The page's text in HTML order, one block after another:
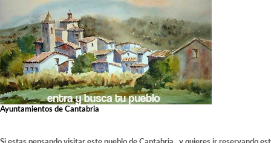
Ayuntamientos de Cantabria